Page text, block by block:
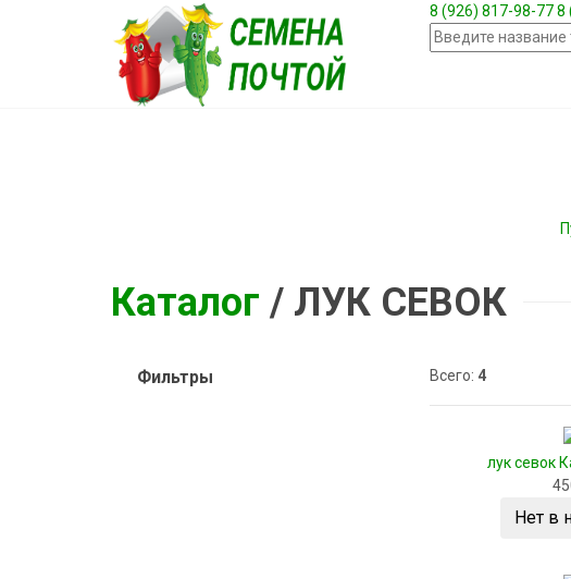
8 (926) 817-98-77 8
Каталог / ЛУК СЕВОК
Фильтры Всего: 4
лук севок
Нет в